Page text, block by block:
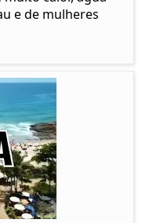
e de mulheres